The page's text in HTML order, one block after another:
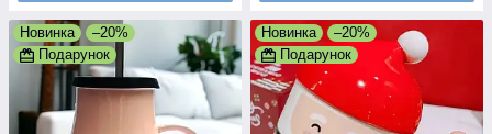
Новинка
–20%
Подарунок
Новинка
–20%
Подарунок